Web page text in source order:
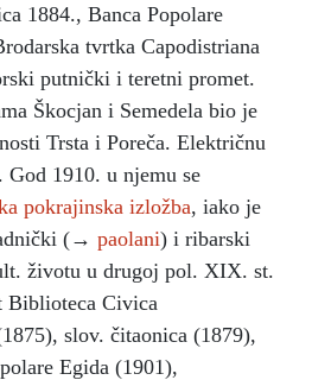
1884., Banca Popolare
tvrtka Capodistriana
putnički i teretni promet.
Škocjan i Semedela bio je
Trsta i Poreča. Električnu
1910. u njemu se
pokrajinska izložba, iako je
(→ paolani) i ribarski
životu u drugoj pol. XIX. st.
Biblioteca Civica
slov. čitaonica (1879),
Egida (1901),